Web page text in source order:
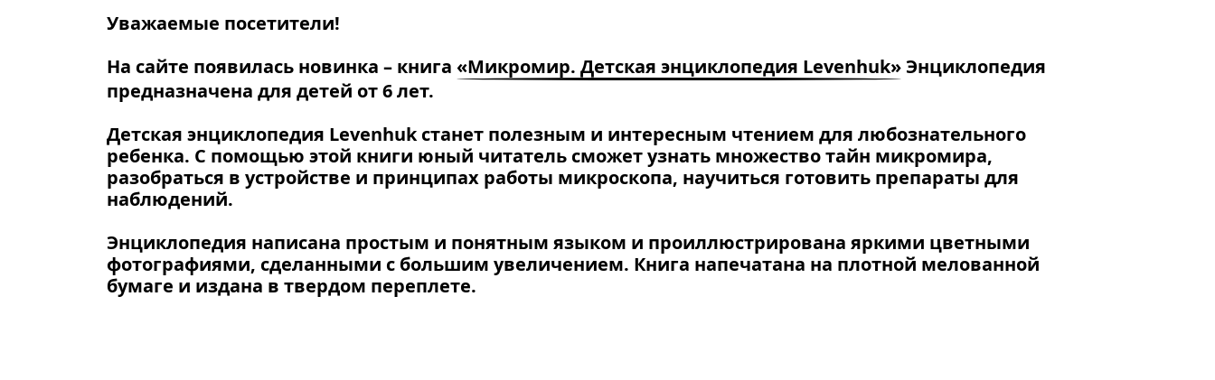
Уважаемые посетители!
На сайте появилась новинка – книга «Микромир. Детская энциклопедия Levenhuk» Энциклопедия
предназначена для детей от 6 лет.
Детская энциклопедия Levenhuk станет полезным и интересным чтением для любознательного
ребенка. С помощью этой книги юный читатель сможет узнать множество тайн микромира,
разобраться в устройстве и принципах работы микроскопа, научиться готовить препараты для
наблюдений.
Энциклопедия написана простым и понятным языком и проиллюстрирована яркими цветными
фотографиями, сделанными с большим увеличением. Книга напечатана на плотной мелованной
бумаге и издана в твердом переплете.